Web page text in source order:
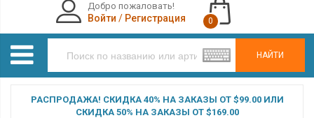
НАЙТИ
Добро пожаловать!
Войти / Регистрация 0
РАСПРОДАЖА! СКИДКА 40% НА ЗАКАЗЫ ОТ $99.00 ИЛИ
СКИДКА 50% НА ЗАКАЗЫ ОТ $169.00